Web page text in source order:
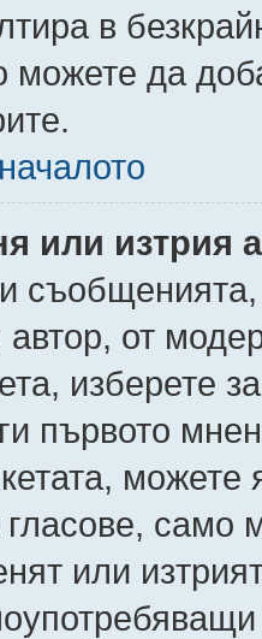
в
можете да
или изтрия
съобщенията,
автор, от
изберете
първото
само
или